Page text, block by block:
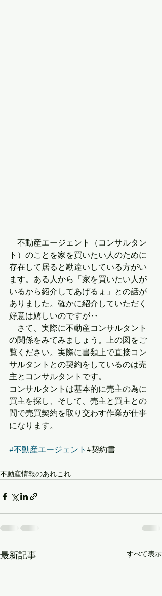
不動産エージェント（コンサルタン
ト）のことを家を買いたい人のために
存在して居ると勘違いしている方がい
ます。ある人から「家を買いたい人が
いるから紹介してあげるょ」との話が
ありました。確かに紹介していただく
好意は嬉しいのですが‥
さて、実際に不動産コンサルタント
の関係をみてみましょう。上の図をご
覧ください。実際に書類上で直接コン
サルタントとの契約をしているのは売
主とコンサルタントです。
コンサルタントは基本的に売主の為に
買主を探し、そして、売主と買主との
間で売買契約を取り交わす作業が仕事
になります。
#不動産エージェント#契約書
不動産情報のあれこれ
最新記事 すべて表示